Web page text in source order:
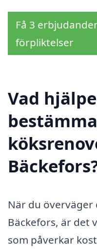
Få 3
förpliktelser
Vad
När du
Bäckefors, är det
som påverkar